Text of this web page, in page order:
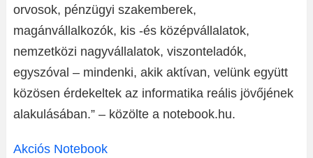
orvosok, pénzügyi szakemberek,
magánvállalkozók, kis -és középvállalatok,
nemzetközi nagyvállalatok, viszonteladók,
egyszóval – mindenki, akik aktívan, velünk együtt
közösen érdekeltek az informatika reális jövőjének
alakulásában.” – közölte a notebook.hu.
Akciós Notebook